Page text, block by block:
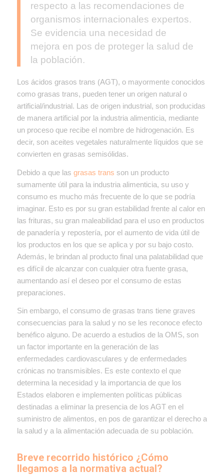
respecto a las recomendaciones de
organismos internacionales expertos.
Se evidencia una necesidad de
mejora en pos de proteger la salud de
la población.
Los ácidos grasos trans (AGT), o mayormente conocidos
como grasas trans, pueden tener un origen natural o
artificial/industrial. Las de origen industrial, son producidas
de manera artificial por la industria alimenticia, mediante
un proceso que recibe el nombre de hidrogenación. Es
decir, son aceites vegetales naturalmente líquidos que se
convierten en grasas semisólidas.
Debido a que las grasas trans son un producto
sumamente útil para la industria alimenticia, su uso y
consumo es mucho más frecuente de lo que se podría
imaginar. Esto es por su gran estabilidad frente al calor en
las frituras, su gran maleabilidad para el uso en productos
de panadería y repostería, por el aumento de vida útil de
los productos en los que se aplica y por su bajo costo.
Además, le brindan al producto final una palatabilidad que
es difícil de alcanzar con cualquier otra fuente grasa,
aumentando así el deseo por el consumo de estas
preparaciones.
Sin embargo, el consumo de grasas trans tiene graves
consecuencias para la salud y no se les reconoce efecto
benéfico alguno. De acuerdo a estudios de la OMS, son
un factor importante en la generación de las
enfermedades cardiovasculares y de enfermedades
crónicas no transmisibles. Es este contexto el que
determina la necesidad y la importancia de que los
Estados elaboren e implementen políticas públicas
destinadas a eliminar la presencia de los AGT en el
suministro de alimentos, en pos de garantizar el derecho a
la salud y a la alimentación adecuada de su población.
Breve recorrido histórico ¿Cómo
llegamos a la normativa actual?